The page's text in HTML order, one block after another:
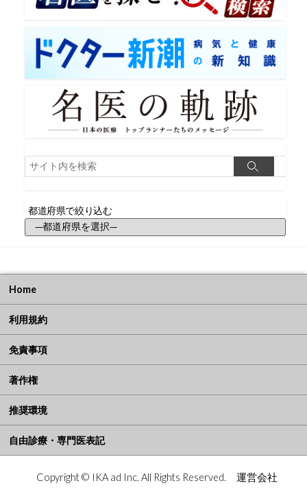
検
索
検
都道府県で絞り込む
道
で
絞
り
込
む
Home
利用規約
免責事項
著作権
推奨環境
自由診療・専門医表記
Copyright © IKA ad Inc. All Rights Reserved. 運営会社